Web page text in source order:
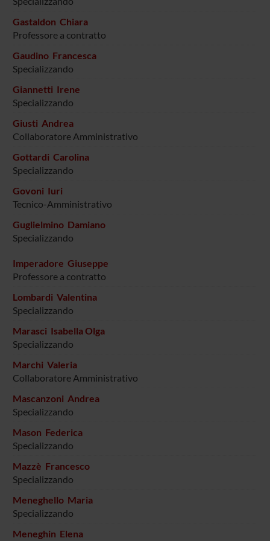
Gastaldon Chiara
Professore a contratto
Gaudino Francesca
Specializzando
Giannetti Irene
Specializzando
Giusti Andrea
Collaboratore Amministrativo
Gottardi Carolina
Specializzando
Govoni Iuri
Tecnico-Amministrativo
Guglielmino Damiano
Specializzando
Imperadore Giuseppe
Professore a contratto
Lombardi Valentina
Specializzando
Marasci Isabella Olga
Specializzando
Marchi Valeria
Collaboratore Amministrativo
Mascanzoni Andrea
Specializzando
Mason Federica
Specializzando
Mazzè Francesco
Specializzando
Meneghello Maria
Specializzando
Meneghin Elena